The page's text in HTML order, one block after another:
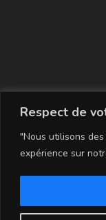
Respect de
"Nous utilisons
expérience sur
La carte
Conditions